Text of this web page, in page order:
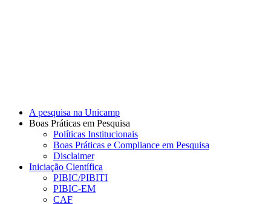
A pesquisa na Unicamp
Boas Práticas em Pesquisa
Políticas Institucionais
Boas Práticas e Compliance em Pesquisa
Disclaimer
Iniciação Científica
PIBIC/PIBITI
PIBIC-EM
CAF